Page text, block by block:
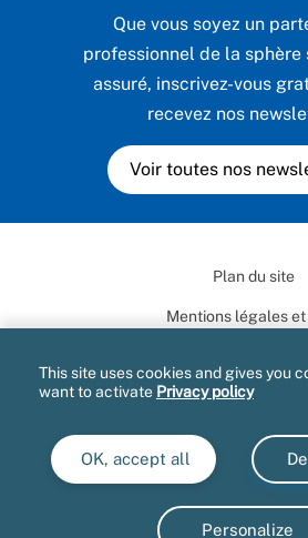
Que vous soyez un
professionnel de la sphère
assuré, inscrivez-vous
recevez nos
Voir toutes nos
Plan du site
Mentions légales et
Marchés publics
Accessibilité :
Gestion des
This site uses cookies and gives you
want to activate Privacy policy
OK, accept all
Personalize